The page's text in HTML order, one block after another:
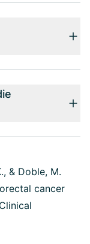
& Doble, M.
cancer